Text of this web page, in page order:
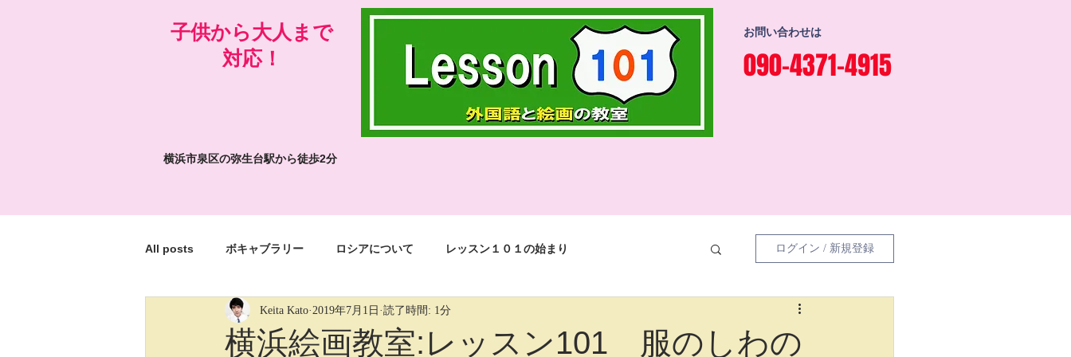
​子供から大人まで
対応！
お問い合わせは
090-4371-4915
横浜市泉区の弥生台駅から徒歩2分
All posts ボキャブラリー ロシアについて レッスン１０１の始まり
絵画の面白いところ My weird events in life
ログイン / 新規登録
横浜絵画教室:レッスン101 服のしわの
Keita Kato 2019年7月1日 読了時間: 1分